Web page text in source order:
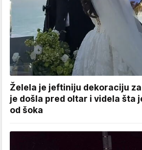
Želela je jeftiniju dekoraciju
je došla pred oltar i videla šta
od šoka